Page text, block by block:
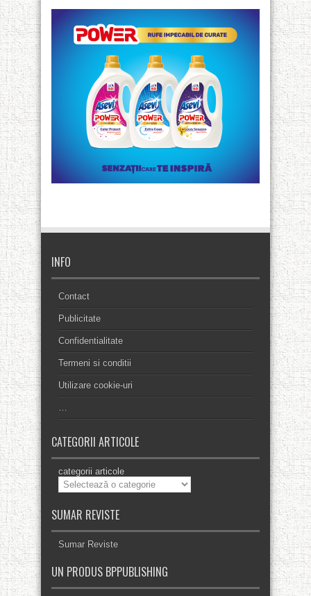
INFO
Contact
Publicitate
Confidentialitate
Termeni si conditii
Utilizare cookie-uri
…
CATEGORII ARTICOLE
categorii articole
SUMAR REVISTE
Sumar Reviste
UN PRODUS BPPUBLISHING